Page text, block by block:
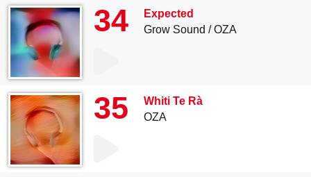
34
Expected
Grow Sound / OZA
35
Whiti Te Rà
OZA